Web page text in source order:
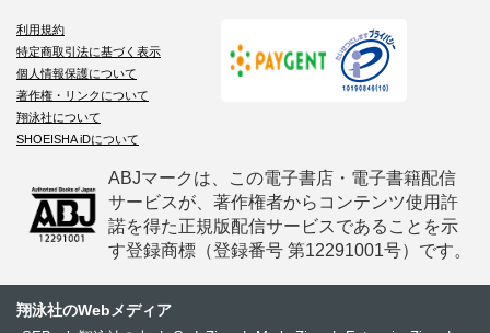
利用規約
特定商取引法に基づく表示
個人情報保護について
著作権・リンクについて
翔泳社について
SHOEISHA iDについて
ABJマークは、この電子書店・電子書籍配信
サービスが、著作権者からコンテンツ使用許
諾を得た正規版配信サービスであることを示
す登録商標（登録番号 第12291001号）です。
翔泳社のWebメディア